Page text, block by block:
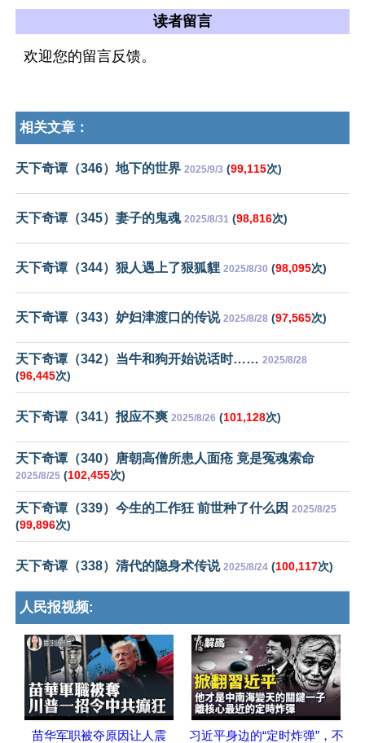
读者留言
欢迎您的留言反馈。
相关文章：
天下奇谭（346）地下的世界 2025/9/3 (99,115次)
天下奇谭（345）妻子的鬼魂 2025/8/31 (98,816次)
天下奇谭（344）狠人遇上了狠狐貍 2025/8/30 (98,095次)
天下奇谭（343）妒妇津渡口的传说 2025/8/28 (97,565次)
天下奇谭（342）当牛和狗开始说话时…… 2025/8/28
(96,445次)
天下奇谭（341）报应不爽 2025/8/26 (101,128次)
天下奇谭（340）唐朝高僧所患人面疮 竟是冤魂索命
2025/8/25 (102,455次)
天下奇谭（339）今生的工作狂 前世种了什么因 2025/8/25
(99,896次)
天下奇谭（338）清代的隐身术传说 2025/8/24 (100,117次)
人民报视频:
苗华军职被夺原因让人震
习近平身边的“定时炸弹”，不